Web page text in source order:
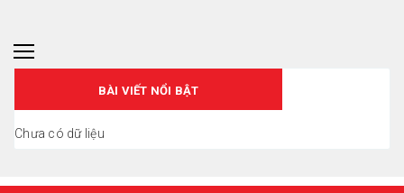
BÀI VIẾT NỔI BẬT
Chưa có dữ liệu